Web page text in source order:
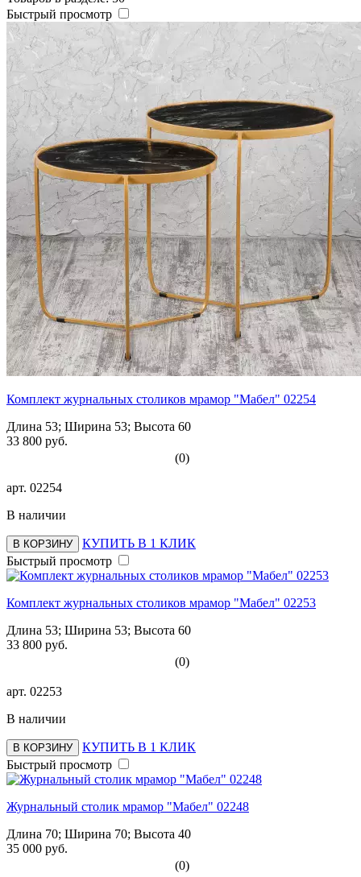
Быстрый просмотр
Комплект журнальных столиков мрамор "Мабел" 02254
Длина 53; Ширина 53; Высота 60
33 800 руб.
(0)
арт. 02254
В наличии
В КОРЗИНУ
КУПИТЬ В 1 КЛИК
Быстрый просмотр
Комплект журнальных столиков мрамор "Мабел" 02253
Длина 53; Ширина 53; Высота 60
33 800 руб.
(0)
арт. 02253
В наличии
В КОРЗИНУ
КУПИТЬ В 1 КЛИК
Быстрый просмотр
Журнальный столик мрамор "Мабел" 02248
Длина 70; Ширина 70; Высота 40
35 000 руб.
(0)